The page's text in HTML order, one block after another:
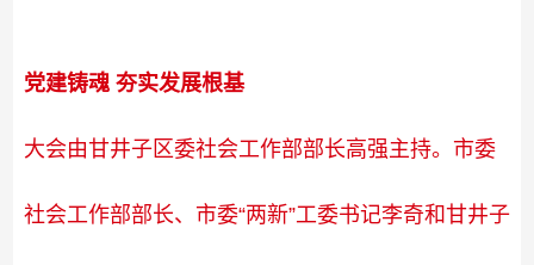
党建铸魂 夯实发展根基
大会由甘井子区委社会工作部部长高强主持。市委
社会工作部部长、市委“两新”工委书记李奇和甘井子